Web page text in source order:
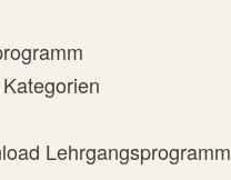
Lehrgangsprogramm